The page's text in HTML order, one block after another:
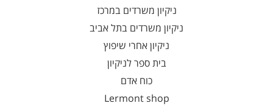
ניקיון משרדים במרכז
ניקיון משרדים בתל אביב
ניקיון אחרי שיפוץ
בית ספר לניקיון
כוח אדם
Lermont shop